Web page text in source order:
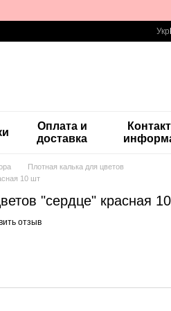
Укр
Оплата и
доставка
Плотная калька для цветов
10 шт
"сердце" красная
отзыв